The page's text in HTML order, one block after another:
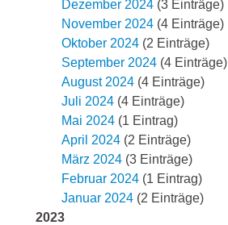
Dezember 2024 (3 Einträge)
November 2024 (4 Einträge)
Oktober 2024 (2 Einträge)
September 2024 (4 Einträge)
August 2024 (4 Einträge)
Juli 2024 (4 Einträge)
Mai 2024 (1 Eintrag)
April 2024 (2 Einträge)
März 2024 (3 Einträge)
Februar 2024 (1 Eintrag)
Januar 2024 (2 Einträge)
2023